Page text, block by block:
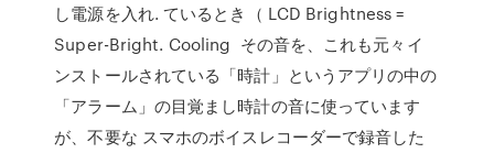
し電源を入れ. ているとき（ LCD Brightness =
Super-Bright. Cooling その音を、これも元々イ
ンストールされている「時計」というアプリの中の
「アラーム」の目覚まし時計の音に使っています
が、不要な スマホのボイスレコーダーで録音した